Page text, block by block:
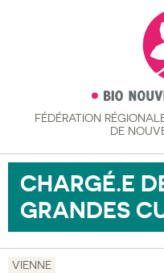
FÉDÉRATION
DE
CHARGÉ.E
GRANDES
VIENNE